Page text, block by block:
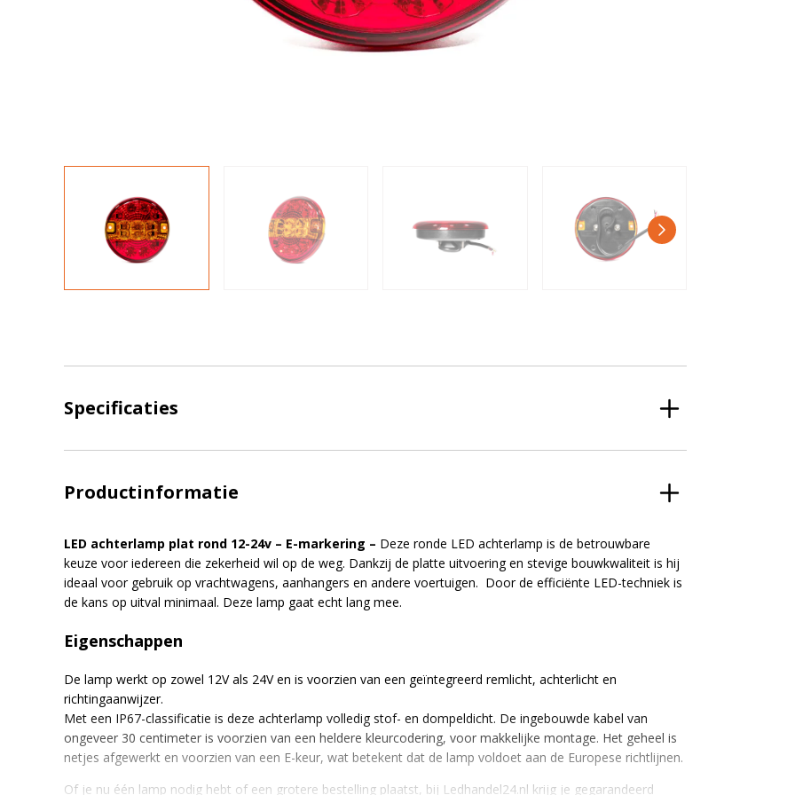
Specificaties
Productinformatie
LED achterlamp plat rond 12-24v – E-markering – Deze ronde LED achterlamp is de betrouwbare
keuze voor iedereen die zekerheid wil op de weg. Dankzij de platte uitvoering en stevige bouwkwaliteit is hij
ideaal voor gebruik op vrachtwagens, aanhangers en andere voertuigen. Door de efficiënte LED-techniek is
de kans op uitval minimaal. Deze lamp gaat echt lang mee.
Eigenschappen
De lamp werkt op zowel 12V als 24V en is voorzien van een geïntegreerd remlicht, achterlicht en
richtingaanwijzer.
Met een IP67-classificatie is deze achterlamp volledig stof- en dompeldicht. De ingebouwde kabel van
ongeveer 30 centimeter is voorzien van een heldere kleurcodering, voor makkelijke montage. Het geheel is
netjes afgewerkt en voorzien van een E-keur, wat betekent dat de lamp voldoet aan de Europese richtlijnen.
Of je nu één lamp nodig hebt of een grotere bestelling plaatst, bij Ledhandel24.nl krijg je gegarandeerd